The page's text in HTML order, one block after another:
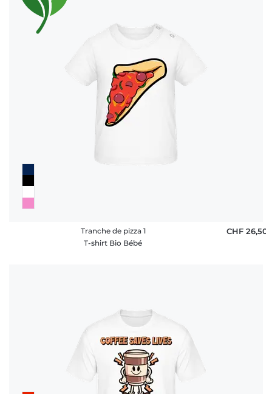
Tranche de pizza 1
T-shirt Bio Bébé
CHF 26,50